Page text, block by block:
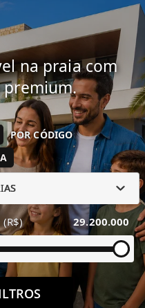
na praia com
POR CÓDIGO
29.200.000